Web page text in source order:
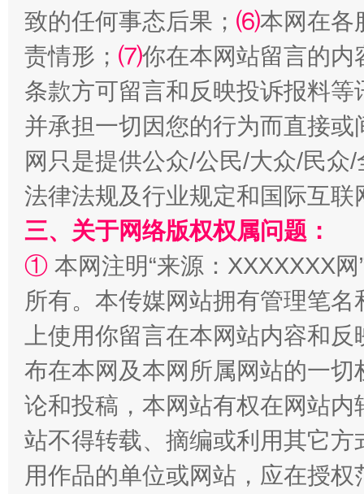
受贿1.44亿！段成刚被判无期 从幼
全民健身五年计划来了！等你上场
阿坝州三大球赛在茂县开幕 规模
致的任何事态后果； ⑹本网在各
责情形； ⑺你在本网站留言的内
条款方可留言和反映投诉报料
并承担一切因您的行为而直接
网只是提供公众/公民/大众/民
法律法规及行业规定和国际互
三、关于网络版权权属问题：
① 本网注明“来源：XXXXXXX
所有。本传媒网站拥有管理笔
上使用你留言在本网站内容和
布在本网及本网所属网站的一
论和投稿，本网站有权在网站
站不得转载、摘编或利用其它
用作品的单位或网站，应在授